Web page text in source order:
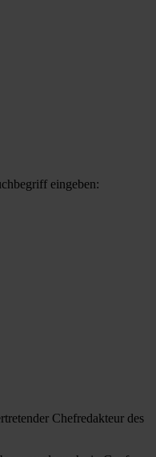
eingeben:
Chefredakteur des